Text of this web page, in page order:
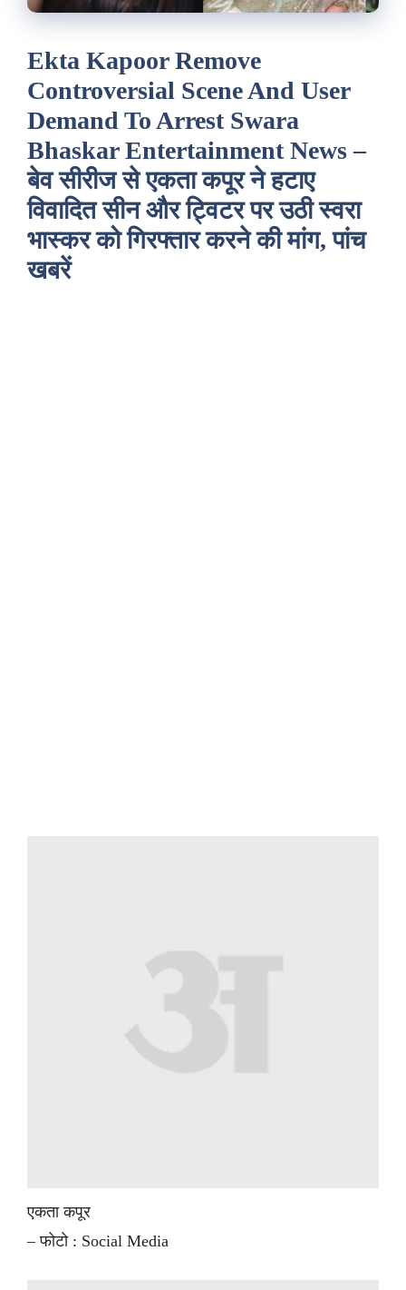
Ekta Kapoor Remove
Controversial Scene And User
Demand To Arrest Swara
Bhaskar Entertainment News –
बेव सीरीज से एकता कपूर ने हटाए
विवादित सीन और ट्विटर पर उठी स्वरा
भास्कर को गिरफ्तार करने की मांग, पांच
खबरें
एकता कपूर
– फोटो : Social Media